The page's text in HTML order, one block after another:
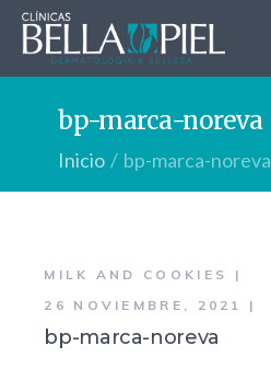
bp-marca-noreva
Inicio bp-marca-noreva
MILK AND COOKIES
26 NOVIEMBRE, 2021
bp-marca-noreva